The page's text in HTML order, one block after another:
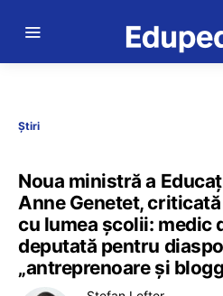
Știri
Noua ministră a
Anne Genetet,
cu lumea școlii: medic
deputată pentru
„antreprenoare și